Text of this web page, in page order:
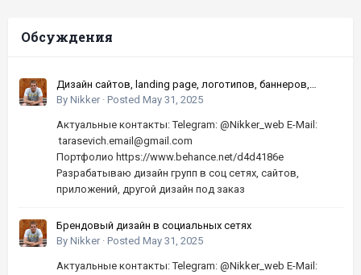
Обсуждения
Дизайн сайтов, landing page, логотипов, баннеров,
шапок | Высокое качество, по хорошей цене
By Nikker · Posted May 31, 2025
Актуальные контакты: Telegram: @Nikker_web E-Mail:
tarasevich.email@gmail.com
Портфолио https://www.behance.net/d4d4186e
Разрабатываю дизайн групп в соц сетях, сайтов,
приложений, другой дизайн под заказ
Брендовый дизайн в социальных сетях
By Nikker · Posted May 31, 2025
Актуальные контакты: Telegram: @Nikker_web E-Mail: